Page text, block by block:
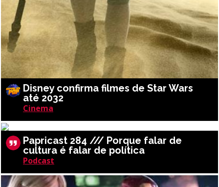
Disney confirma filmes de Star Wars
até 2032
Cinema
Papricast 284 /// Porque falar de
cultura é falar de política
Podcast